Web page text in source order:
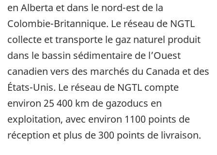
en Alberta et dans le nord-est de la
Colombie-Britannique. Le réseau de NGTL
collecte et transporte le gaz naturel produit
dans le bassin sédimentaire de l’Ouest
canadien vers des marchés du Canada et des
États-Unis. Le réseau de NGTL compte
environ 25 400 km de gazoducs en
exploitation, avec environ 1100 points de
réception et plus de 300 points de livraison.